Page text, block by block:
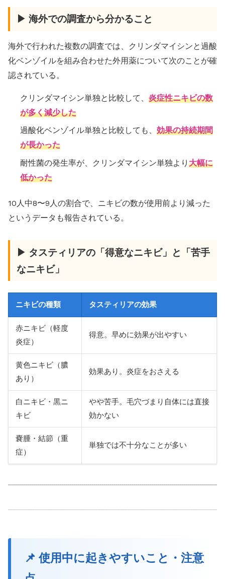
▶ 海外での調査から分かること
海外で行われた複数の調査では、クリンダマイシンと過酸
化ベンゾイルを組み合わせた外用薬について次のことが確
認されている。
クリンダマイシン単独と比較して、 炎症性ニキビの数
が多く減少した
過酸化ベンゾイル単独と比較しても、 効果の持続期間
が長かった
耐性菌の発生率が、クリンダマイシン単独より 大幅に
低かった
10人中8〜9人の割合で、ニキビの数が使用前より減った
というデータも報告されている。
▶ タスティリアの「得意なニキビ」と「苦手
なニキビ」
ニキビの種類 タスティリアの効果
赤ニキビ（軽度
炎症）
得意。早めに効果が出やすい
黄色ニキビ（膿
あり）
効果あり。炎症をおさえる
白ニキビ・黒ニ
キビ
やや苦手。毛穴づまり自体には直接
効かない
嚢腫・結節（重
症）
単独では不十分なことが多い
📌 使用中に起きやすいこと・注意